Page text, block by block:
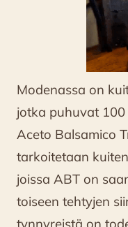
Modenassa on
jotka puhuvat
Aceto Balsamico
tarkoitetaan
joissa ABT on
toiseen tehtyjen
tynnyreistä on